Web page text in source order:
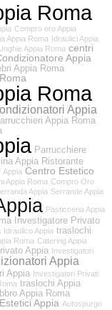
Roma
Compro oro Appia
Appia Roma Idraulici Appia
Appia Roma centri
Appia
Appia Roma
Roma
Appia
Appia Roma
Parrucchiere
Appia Ristorante
Appia Centro Estetico
Appia Roma Compro Oro
Appia Serrande Appia
Pasticceria Appia
Investigatore Privato
Idraulico Appia traslochi
Roma Catering Appia
Appia Investigatori
Appia
Appia Investigatori Privati
traslochi Appia
Appia Roma
Appia Autospurgo